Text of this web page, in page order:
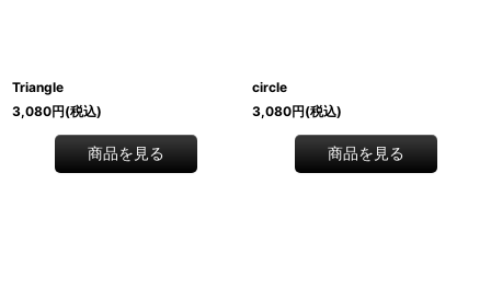
Triangle
3,080円(税込)
商品を見る
circle
3,080円(税込)
商品を見る